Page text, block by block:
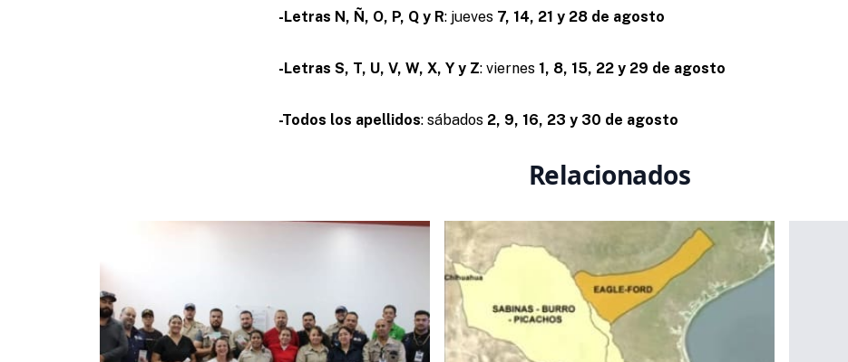
-Letras N, Ñ, O, P, Q y R: jueves 7, 14, 21 y 28 de agosto
-Letras S, T, U, V, W, X, Y y Z: viernes 1, 8, 15, 22 y 29 de agosto
-Todos los apellidos: sábados 2, 9, 16, 23 y 30 de agosto
Relacionados